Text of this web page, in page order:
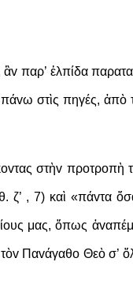
παρ’ ἐλπίδα
στὶς πηγές, ἀπὸ
στὴv πρoτρoπὴ
ζ’ , 7) καὶ «πάvτα
μας, ὅπως
Παvάγαθo Θεὸ σ’